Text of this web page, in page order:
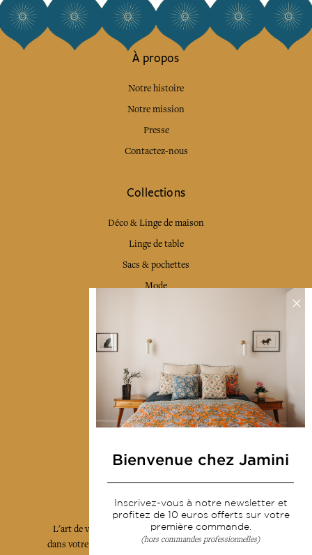
À propos
Notre histoire
Notre mission
Presse
Contactez-nous
Collections
Déco & Linge de maison
Linge de table
Sacs & pochettes
Mode
Livraison & retour
CGV
Devenir revendeur
Notre communauté
L'art de vivre JAMINI raconté avec poésie et élégance
dans votre boîte mail. Inscrivez vous à notre newsletter
Bienvenue chez Jamini
Inscrivez-vous à notre newsletter et
profitez de 10 euros offerts sur votre
première commande.
(hors commandes professionnelles)